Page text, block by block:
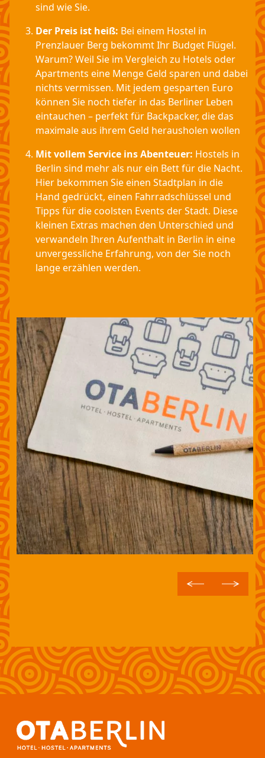
sind wie Sie.
Der Preis ist heiß: Bei einem Hostel in
Prenzlauer Berg bekommt Ihr Budget Flügel.
Warum? Weil Sie im Vergleich zu Hotels oder
Apartments eine Menge Geld sparen und dabei
nichts vermissen. Mit jedem gesparten Euro
können Sie noch tiefer in das Berliner Leben
eintauchen – perfekt für Backpacker, die das
maximale aus ihrem Geld herausholen wollen
Mit vollem Service ins Abenteuer: Hostels in
Berlin sind mehr als nur ein Bett für die Nacht.
Hier bekommen Sie einen Stadtplan in die
Hand gedrückt, einen Fahrradschlüssel und
Tipps für die coolsten Events der Stadt. Diese
kleinen Extras machen den Unterschied und
verwandeln Ihren Aufenthalt in Berlin in eine
unvergessliche Erfahrung, von der Sie noch
lange erzählen werden.